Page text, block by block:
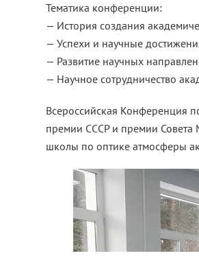
Тематика конференции:
— История создания
— Успехи и научные
— Развитие научных
— Научное сотрудничество
Всероссийская Конференция
премии СССР и премии Совета
школы по оптике атмосферы